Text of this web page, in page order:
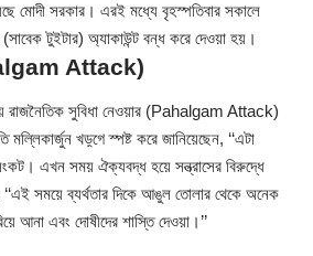
মোদী সরকার। এরই মধ্যে বৃহস্পতিবার সকালে
টুইটার) অ্যাকাউন্ট বন্ধ করে দেওয়া হয়।
Attack)
রাজনৈতিক সুবিধা নেওয়ার (Pahalgam Attack)
মল্লিকার্জুন খড়্গে স্পষ্ট করে জানিয়েছেন, ‘‘এটা
এখন সময় ঐক্যবদ্ধ হয়ে সন্ত্রাসের বিরুদ্ধে
‘‘এই সময়ে ব্যর্থতার দিকে আঙুল তোলার থেকে অনেক
আনা এবং দোষীদের শাস্তি দেওয়া।’’